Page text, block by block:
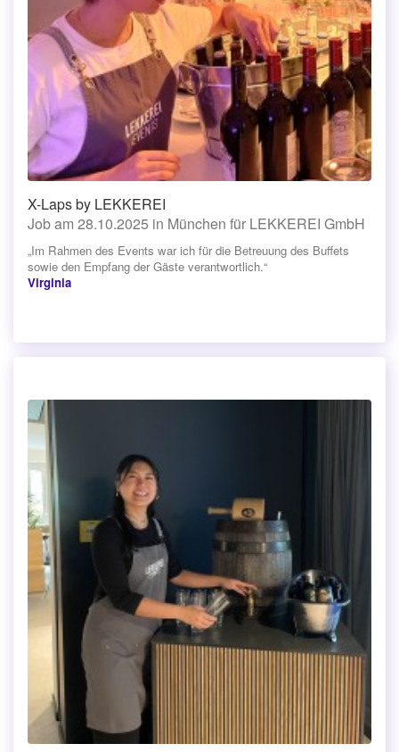
X-Laps by LEKKEREI
Job am 28.10.2025 in München für LEKKEREI GmbH
„Im Rahmen des Events war ich für die Betreuung des Buffets
sowie den Empfang der Gäste verantwortlich.“
Virginia